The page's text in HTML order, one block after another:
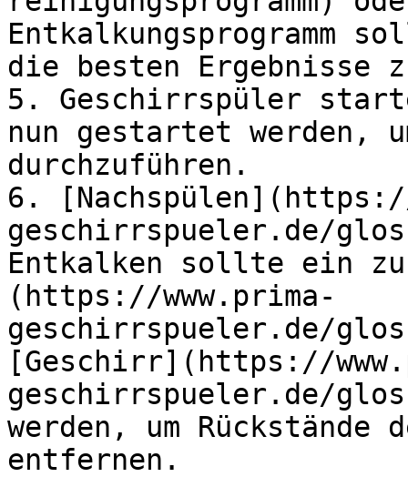
Entkalkungsprogramm
die besten Ergebnisse
5. Geschirrspüler
nun gestartet werden,
durchzuführen.
6. [Nachspülen](https://
geschirrspueler.de/
Entkalken sollte ein
(https://www.prima-
geschirrspueler.de/
[Geschirr](https://
geschirrspueler.de/
werden, um
entfernen.